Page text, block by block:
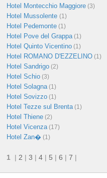
Hotel Montecchio Maggiore (3)
Hotel Mussolente (1)
Hotel Pedemonte (1)
Hotel Pove del Grappa(1)
Hotel Quinto Vicentino (1)
Hotel ROMANO D'EZZELINO (1)
Hotel Sandrigo (2)
Hotel Schio (3)
Hotel Solagna(1)
Hotel Sovizzo (1)
Hotel Tezze sul Brenta(1)
Hotel Thiene (2)
Hotel Vicenza(17)
Hotel Zan� (1)
1 | 2 | 3 | 4 | 5 | 6 | 7 |